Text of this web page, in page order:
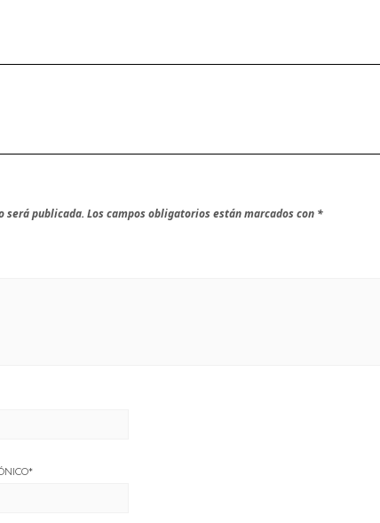
será publicada. Los campos obligatorios están marcados con *
*